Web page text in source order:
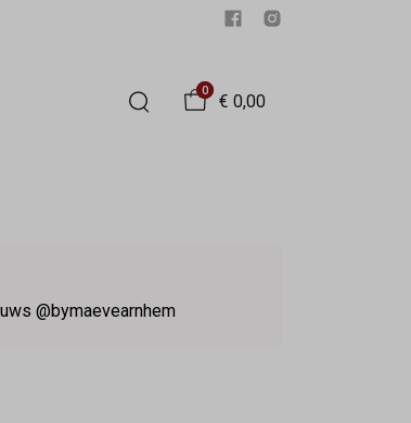
0
€ 0,00
@bymaevearnhem